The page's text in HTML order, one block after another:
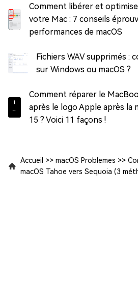
Comment libérer et
votre Mac : 7 conseils
performances de macOS
Fichiers WAV supprimés :
sur Windows ou macOS ?
Comment réparer le
après le logo Apple après la
15 ? Voici 11 façons !
Accueil >> macOS Problemes >>
macOS Tahoe vers Sequoia (3